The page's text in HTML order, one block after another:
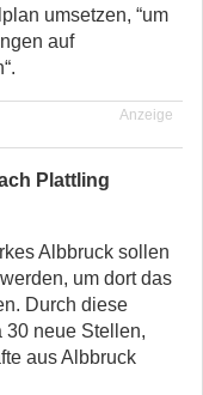
umsetzen, “um
auf
Anzeige
Plattling
Albbruck sollen
um dort das
Durch diese
30 neue Stellen,
aus Albbruck